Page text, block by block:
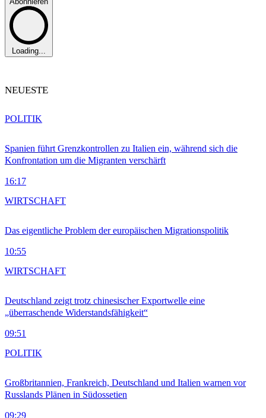
Loading...
NEUESTE
Spanien führt Grenzkontrollen zu Italien ein, während sich die
Konfrontation um die Migranten verschärft
16:17
POLITIK
Das eigentliche Problem der europäischen Migrationspolitik
10:55
WIRTSCHAFT
Deutschland zeigt trotz chinesischer Exportwelle eine
„überraschende Widerstandsfähigkeit“
09:51
WIRTSCHAFT
Großbritannien, Frankreich, Deutschland und Italien warnen vor
Russlands Plänen in Südossetien
09:29
POLITIK